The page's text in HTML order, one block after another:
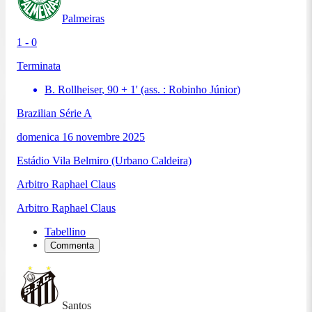
Palmeiras
1 - 0
Terminata
B. Rollheiser, 90 + 1' (ass. : Robinho Júnior)
Brazilian Série A
domenica 16 novembre 2025
Estádio Vila Belmiro (Urbano Caldeira)
Arbitro Raphael Claus
Arbitro Raphael Claus
Tabellino
Commenta
Santos